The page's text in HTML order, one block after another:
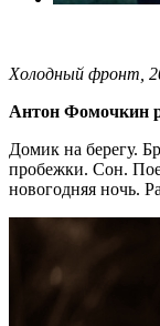
Холодный фронт,
Антон Фомочкин
Домик на берегу.
пробежки. Сон.
новогодняя ночь.